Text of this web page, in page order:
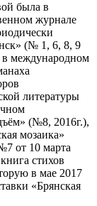
была в
журнале
(№ 1, 6, 8, 9
в международном
литературы
(№8, 2016г.),
мозаика»
от 10 марта
стихов
в мае 2017
«Брянская